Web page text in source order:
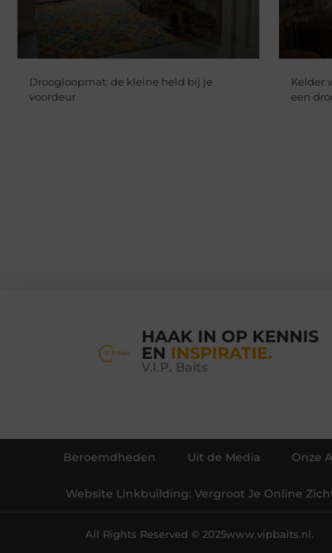
Droogloopmat: de kleine held bij je
voordeur
Kelder
een
HAAK IN OP KENNIS
EN INSPIRATIE.
V.I.P. Baits
Beroemdheden Uit de Media Onze
Website Linkbuilding: Vergroot Je Online
All Rights Reserved © 2025www.vipbaits.nl.